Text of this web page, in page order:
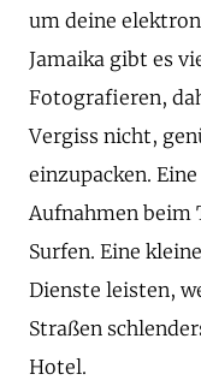
um deine
Jamaika gibt es
Fotografieren,
Vergiss nicht,
einzupacken.
Aufnahmen beim
Surfen. Eine
Dienste leisten,
Straßen
Hotel.